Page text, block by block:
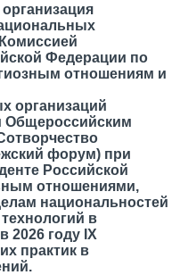
Федерации по
отношениям и
организаций
Общероссийским
форум) при
Российской
отношениями,
национальностей
в
2026 году IX
практик в